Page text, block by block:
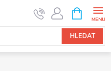
HLEDAT
NÁKUPNÍ
KOŠÍK